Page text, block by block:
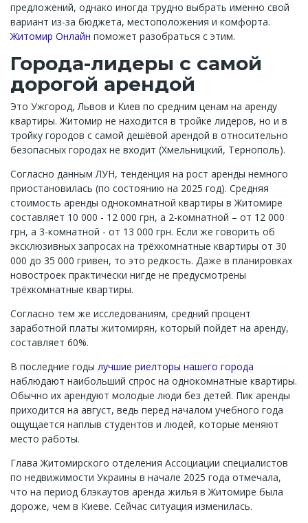
предложений, однако иногда трудно выбрать именно свой
вариант из-за бюджета, местоположения и комфорта.
Житомир Онлайн поможет разобраться с этим.
Города-лидеры с самой
дорогой арендой
Это Ужгород, Львов и Киев по средним ценам на аренду
квартиры. Житомир не находится в тройке лидеров, но и в
тройку городов с самой дешёвой арендой в относительно
безопасных городах не входит (Хмельницкий, Тернополь).
Согласно данным ЛУН, тенденция на рост аренды немного
приостановилась (по состоянию на 2025 год). Средняя
стоимость аренды однокомнатной квартиры в Житомире
составляет 10 000 - 12 000 грн, а 2-комнатной – от 12 000
грн, а 3-комнатной - от 13 000 грн. Если же говорить об
эксклюзивных запросах на трёхкомнатные квартиры от 30
000 до 35 000 гривен, то это редкость. Даже в планировках
новостроек практически нигде не предусмотрены
трёхкомнатные квартиры.
Согласно тем же исследованиям, средний процент
заработной платы житомирян, который пойдёт на аренду,
составляет 60%.
В последние годы лучшие риелторы нашего города
наблюдают наибольший спрос на однокомнатные квартиры.
Обычно их арендуют молодые люди без детей. Пик аренды
приходится на август, ведь перед началом учебного года
ощущается наплыв студентов и людей, которые меняют
место работы.
Глава Житомирского отделения Ассоциации специалистов
по недвижимости Украины в начале 2025 года отмечала,
что на период блэкаутов аренда жилья в Житомире была
дороже, чем в Киеве. Сейчас ситуация изменилась.